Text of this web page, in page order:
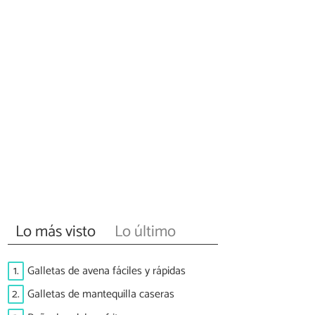
Lo más visto Lo último
1. Galletas de avena fáciles y rápidas
2. Galletas de mantequilla caseras